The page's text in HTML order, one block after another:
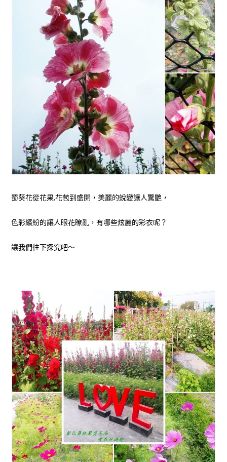
蜀葵花從花果,花苞到盛開，美麗的蛻變讓人驚艷，
色彩繽紛的讓人眼花瞭亂，有哪些炫麗的彩衣呢？
讓我們往下探究吧～